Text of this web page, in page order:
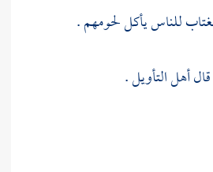
للناس يأكل لحومهم .
أهل التأويل .